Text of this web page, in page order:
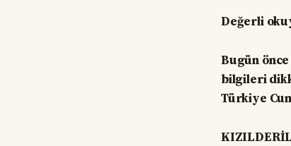
Değerli
Bugün
bilgileri
Türkiye